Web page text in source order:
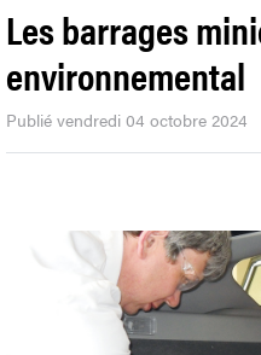
Les barrages
environnemental
Publié vendredi 04 octobre 2024